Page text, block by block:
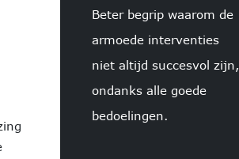
Beter begrip waarom de
armoede interventies
niet altijd succesvol zijn,
ondanks alle goede
bedoelingen.